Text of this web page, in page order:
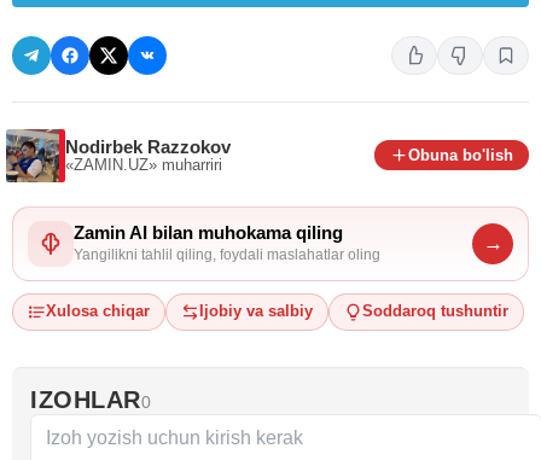
Nodirbek Razzokov
«ZAMIN.UZ» muharriri
Obuna bo'lish
Zamin AI bilan muhokama qiling
Yangilikni tahlil qiling, foydali maslahatlar oling
→
Xulosa chiqar Ijobiy va salbiy Soddaroq tushuntir
IZOHLAR0